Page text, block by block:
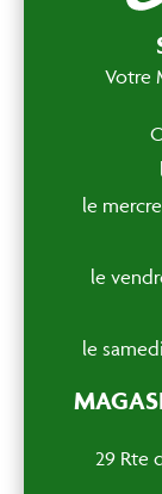
Votre
le
le
le
29 Rte